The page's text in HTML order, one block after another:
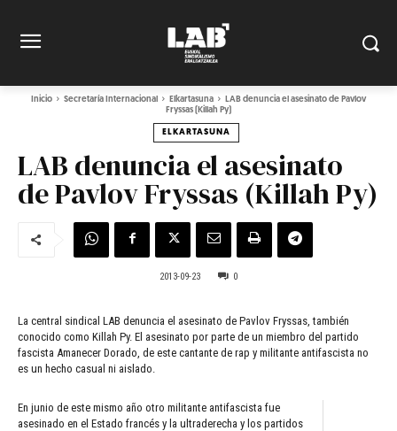
Inicio Secretaría Internacional Elkartasuna
LAB denuncia el asesinato de Pavlov
Fryssas (Killah Py)
ELKARTASUNA
LAB denuncia el asesinato
de Pavlov Fryssas (Killah Py)
2013-09-23 0
La central sindical LAB denuncia el asesinato de Pavlov Fryssas, también
conocido como Killah Py. El asesinato por parte de un miembro del partido
fascista Amanecer Dorado, de este cantante de rap y militante antifascista no
es un hecho casual ni aislado.
En junio de este mismo año otro militante antifascista fue
asesinado en el Estado francés y la ultraderecha y los partidos